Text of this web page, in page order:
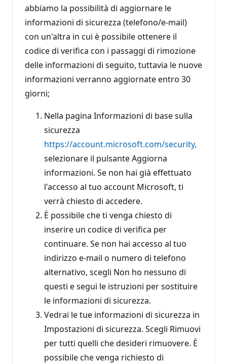
abbiamo la possibilità di aggiornare le
informazioni di sicurezza (telefono/e-mail)
con un'altra in cui è possibile ottenere il
codice di verifica con i passaggi di rimozione
delle informazioni di seguito, tuttavia le nuove
informazioni verranno aggiornate entro 30
giorni;
Nella pagina Informazioni di base sulla
sicurezza
https://account.microsoft.com/security,
selezionare il pulsante Aggiorna
informazioni. Se non hai già effettuato
l'accesso al tuo account Microsoft, ti
verrà chiesto di accedere.
È possibile che ti venga chiesto di
inserire un codice di verifica per
continuare. Se non hai accesso al tuo
indirizzo e-mail o numero di telefono
alternativo, scegli Non ho nessuno di
questi e segui le istruzioni per sostituire
le informazioni di sicurezza.
Vedrai le tue informazioni di sicurezza in
Impostazioni di sicurezza. Scegli Rimuovi
per tutti quelli che desideri rimuovere. È
possibile che venga richiesto di